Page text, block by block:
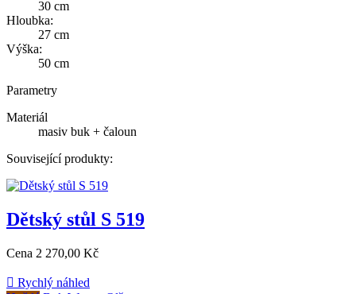
30 cm
Hloubka:
27 cm
Výška:
50 cm
Parametry
Materiál
masiv buk + čaloun
Související produkty:
Dětský stůl S 519
Cena 2 270,00 Kč
 Rychlý náhled